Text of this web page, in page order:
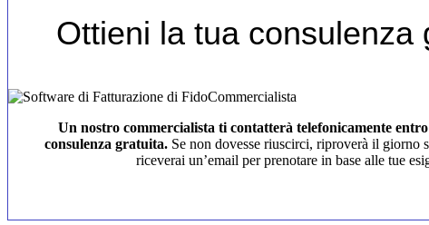
Ottieni la tua consulenza
Un nostro commercialista ti contatterà telefonicamente
consulenza gratuita.Se non dovesse riuscirci, riproverà il giorno
riceverai un’email per prenotare in base alle tue